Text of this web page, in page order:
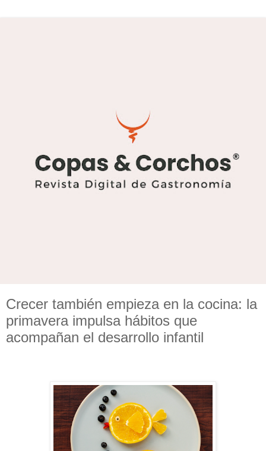
Crecer también empieza en la cocina: la
primavera impulsa hábitos que
acompañan el desarrollo infantil